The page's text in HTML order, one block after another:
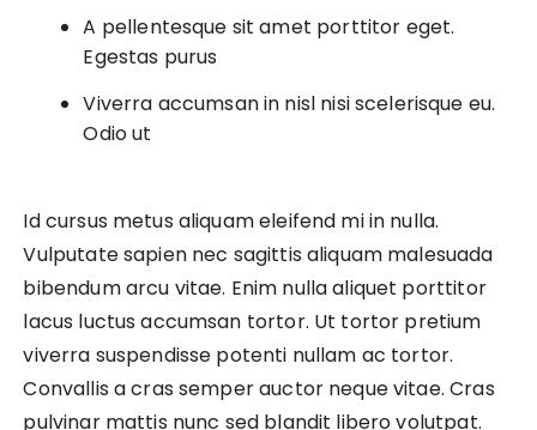
A pellentesque sit amet porttitor eget.
Egestas purus
Viverra accumsan in nisl nisi scelerisque eu.
Odio ut
Id cursus metus aliquam eleifend mi in nulla.
Vulputate sapien nec sagittis aliquam malesuada
bibendum arcu vitae. Enim nulla aliquet porttitor
lacus luctus accumsan tortor. Ut tortor pretium
viverra suspendisse potenti nullam ac tortor.
Convallis a cras semper auctor neque vitae. Cras
pulvinar mattis nunc sed blandit libero volutpat.